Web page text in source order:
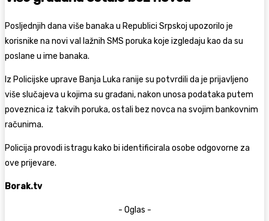
Posljednjih dana više banaka u Republici Srpskoj upozorilo je
korisnike na novi val lažnih SMS poruka koje izgledaju kao da su
poslane u ime banaka.
Iz Policijske uprave Banja Luka ranije su potvrdili da je prijavljeno
više slučajeva u kojima su građani, nakon unosa podataka putem
poveznica iz takvih poruka, ostali bez novca na svojim bankovnim
računima.
Policija provodi istragu kako bi identificirala osobe odgovorne za
ove prijevare.
Borak.tv
- Oglas -